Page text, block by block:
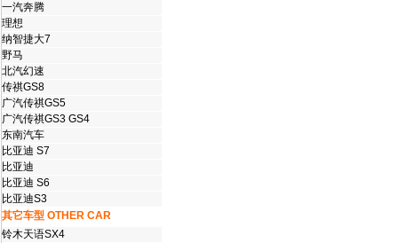
一汽奔腾
理想
纳智捷大7
野马
北汽幻速
传祺GS8
广汽传祺GS5
广汽传祺GS3 GS4
东南汽车
比亚迪 S7
比亚迪
比亚迪 S6
比亚迪S3
其它车型 OTHER CAR
铃木天语SX4